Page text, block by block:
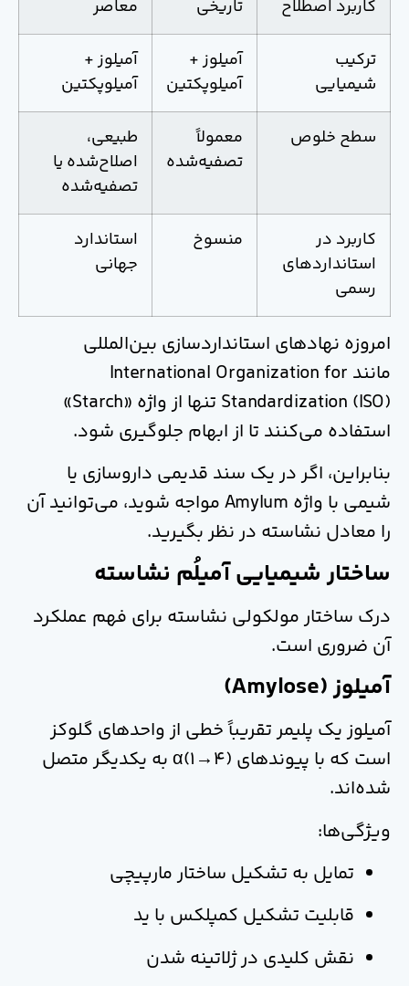
کاربرد اصطلاح تاریخی معاصر
ترکیب
شیمیایی
آمیلوز +
آمیلوپکتین
آمیلوز +
آمیلوپکتین
سطح خلوص
معمولاً
تصفیه‌شده
طبیعی،
اصلاح‌شده یا
تصفیه‌شده
کاربرد در
استانداردهای
رسمی
منسوخ
استاندارد
جهانی
امروزه نهادهای استانداردسازی بین‌المللی
مانند International Organization for
Standardization
(ISO) تنها از واژه «Starch»
استفاده می‌کنند تا از ابهام جلوگیری شود.
بنابراین، اگر در یک سند قدیمی داروسازی یا
شیمی با واژه Amylum مواجه شوید، می‌توانید آن
را معادل نشاسته در نظر بگیرید.
ساختار شیمیایی آمیلُم نشاسته
درک ساختار مولکولی نشاسته برای فهم عملکرد
آن ضروری است.
آمیلوز (Amylose)
آمیلوز یک پلیمر تقریباً خطی از واحدهای گلوکز
است که با پیوندهای α(1→4) به یکدیگر متصل
شده‌اند.
ویژگی‌ها:
تمایل به تشکیل ساختار مارپیچی
قابلیت تشکیل کمپلکس با ید
نقش کلیدی در ژلاتینه شدن